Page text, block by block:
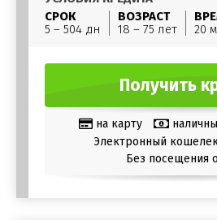
СРОК
5 – 504 дн
ВОЗРАСТ
18 – 75 лет
20
Получить
на карту
Электронный
Без посещения